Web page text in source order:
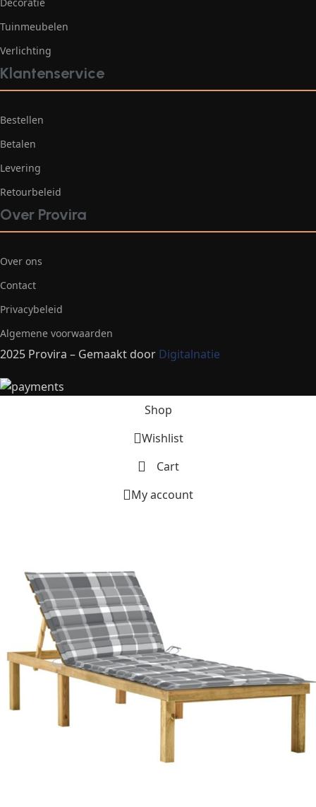
Tuinmeubelen
Verlichting
Klantenservice
Bestellen
Betalen
Levering
Retourbeleid
Over Provira
Over ons
Contact
Privacybeleid
Algemene voorwaarden
2025 Provira – Gemaakt door Digitalnatie
Shop
Wishlist
Cart
My account